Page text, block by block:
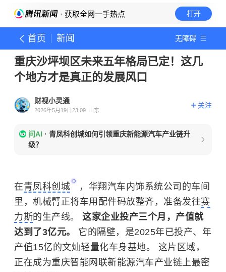
· 获取全网一手热点 打开
首页 新闻 无障碍
重庆沙坪坝区未来五年格局已定！这几
个地方才是真正的发展风口
财视小灵通
2026年5月19日23:09 山东
关注
问AI · 青凤科创城如何引领重庆新能源汽车产业链升
级？
在青凤科创城
，华翔汽车内饰系统公司的车间
里，机械臂正将车用配件码放整齐，准备发往赛
力斯的生产线。 这家企业投产三个月，产值就
达到了3亿元。 它的隔壁，是2025年已投产、年
产值15亿的文灿轻量化车身基地。 这片区域，
正在成为重庆智能网联新能源汽车产业链上最密